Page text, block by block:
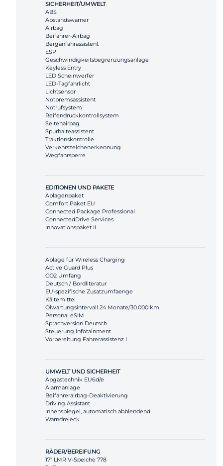
SICHERHEIT/UMWELT
ABS
Abstandswarner
Airbag
Beifahrer-Airbag
Berganfahrassistent
ESP
Geschwindigkeitsbegrenzungsanlage
Keyless Entry
LED Scheinwerfer
LED-Tagfahrlicht
Lichtsensor
Notbremsassistent
Notrufsystem
Reifendruckkontrollsystem
Seitenairbag
Spurhalteassistent
Traktionskontrolle
Verkehrszeichenerkennung
Wegfahrsperre
EDITIONEN UND PAKETE
Ablagenpaket
Comfort Paket EU
Connected Package Professional
ConnectedDrive Services
Innovationspaket II
Ablage für Wireless Charging
Active Guard Plus
CO2 Umfang
Deutsch / Bordliteratur
EU-spezifische Zusatzumfaenge
Kältemittel
Ölwartungsintervall 24 Monate/30.000 km
Personal eSIM
Sprachversion Deutsch
Steuerung Infotainment
Vorbereitung Fahrerassistenz I
UMWELT UND SICHERHEIT
Abgastechnik EU6d/e
Alarmanlage
Beifahrerairbag-Deaktivierung
Driving Assistant
Innenspiegel, automatisch abblendend
Warndreieck
RÄDER/BEREIFUNG
17" LMR V-Speiche 778